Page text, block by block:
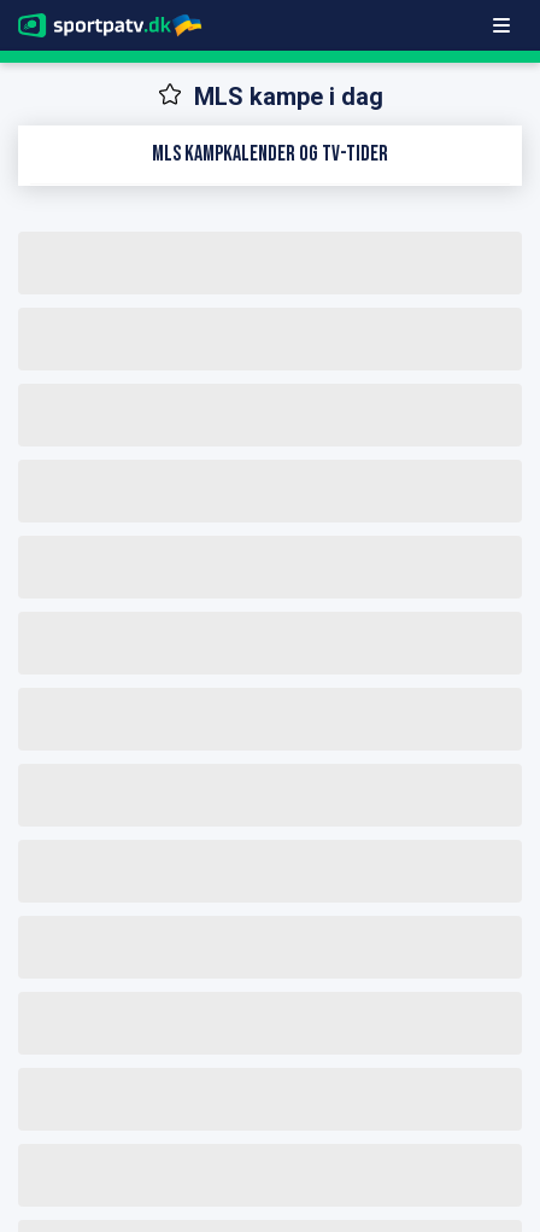
MLS kampe i dag
MLS kampkalender og TV-tider